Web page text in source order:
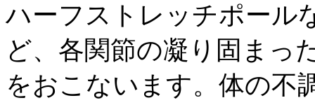
ハーフストレッチポール
ど、各関節の凝り固まっ
をおこないます。体の不